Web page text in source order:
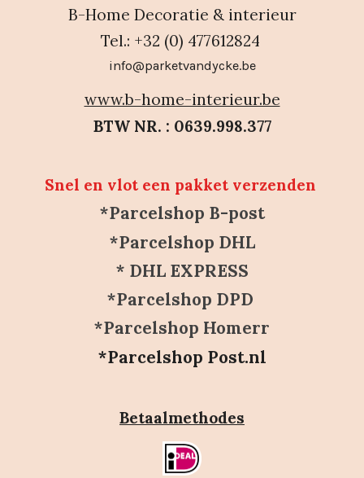
B-Home Decoratie & interieur
Tel.: +32 (0) 477612824
info@parketvandycke.be
www.b-home-interieur.be
BTW NR. : 0639.998.377
Snel en vlot een pakket verzenden
*Parcelshop B-post
*Parcelshop DHL
* DHL EXPRESS
*Parcelshop DPD
*Parcelshop Homerr
*Parcelshop Post.nl
Betaalmethodes